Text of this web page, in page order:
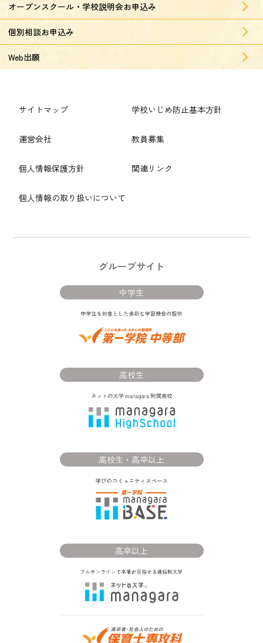
オープンスクール・学校説明会お申込み
個別相談お申込み
Web出願
サイトマップ
運営会社
個人情報保護方針
個人情報の取り扱いについて
学校いじめ防止基本方針
教員募集
関連リンク
グループサイト
中学生
高校生
高校生・高卒以上
高卒以上